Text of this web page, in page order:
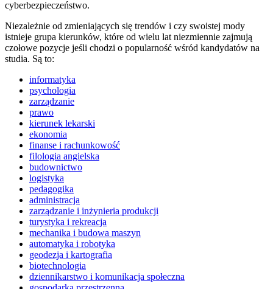
cyberbezpieczeństwo.
Niezależnie od zmieniających się trendów i czy swoistej mody
istnieje grupa kierunków, które od wielu lat niezmiennie zajmują
czołowe pozycje jeśli chodzi o popularność wśród kandydatów na
studia. Są to:
informatyka
psychologia
zarządzanie
prawo
kierunek lekarski
ekonomia
finanse i rachunkowość
filologia angielska
budownictwo
logistyka
pedagogika
administracja
zarządzanie i inżynieria produkcji
turystyka i rekreacja
mechanika i budowa maszyn
automatyka i robotyka
geodezja i kartografia
biotechnologia
dziennikarstwo i komunikacja społeczna